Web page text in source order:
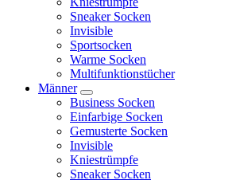
Sneaker Socken
Invisible
Sportsocken
Warme Socken
Multifunktionstücher
Männer
Business Socken
Einfarbige Socken
Gemusterte Socken
Invisible
Kniestrümpfe
Sneaker Socken